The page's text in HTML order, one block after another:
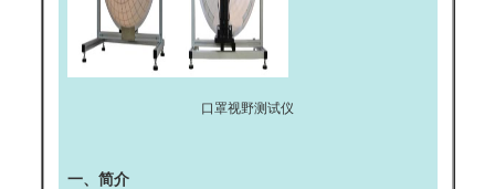
口罩视野测试仪
一、简介